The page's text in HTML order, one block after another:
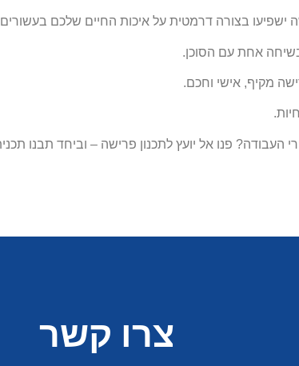
ישפיעו בצורה דרמטית על איכות החיים שלכם
אחת עם הסוכן.
מקיף, אישי וחכם.
העבודה? פנו אל יועץ לתכנון פרישה – וביחד תבנו
צרו קשר